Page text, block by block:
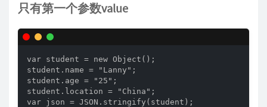
只有第一个参数value
var student = new Object();
student.name = "Lanny";
student.age = "25";
student.location = "China";
var json = JSON.stringify(student);